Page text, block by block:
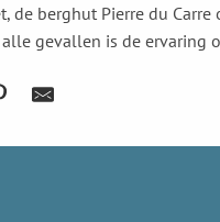
de berghut Pierre du Carre
gevallen is de ervaring